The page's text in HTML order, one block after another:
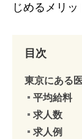
じめるメリッ
目次
東京にある
平均給料
求人数
求人例